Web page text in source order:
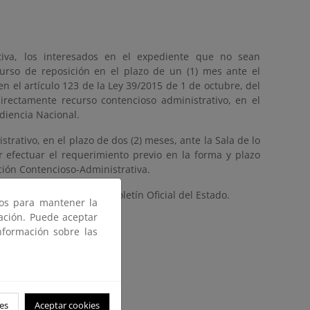
los interesados en el expediente que no sean
de reposición en el plazo de un (1) mes ante el
el artículo 123 de la Ley 39/2015 de 1 de octubre, del
recurso contencioso administrativo, en el
Nacional.
en el plazo de dos (2) meses, ante la Sala de lo
efectuar el requerimiento previo en la forma y plazo
Contencioso-Administrativa.
de este anuncio en el Boletín Oficial del Estado.
para mantener la
Puede aceptar
sobre las
Aceptar cookies